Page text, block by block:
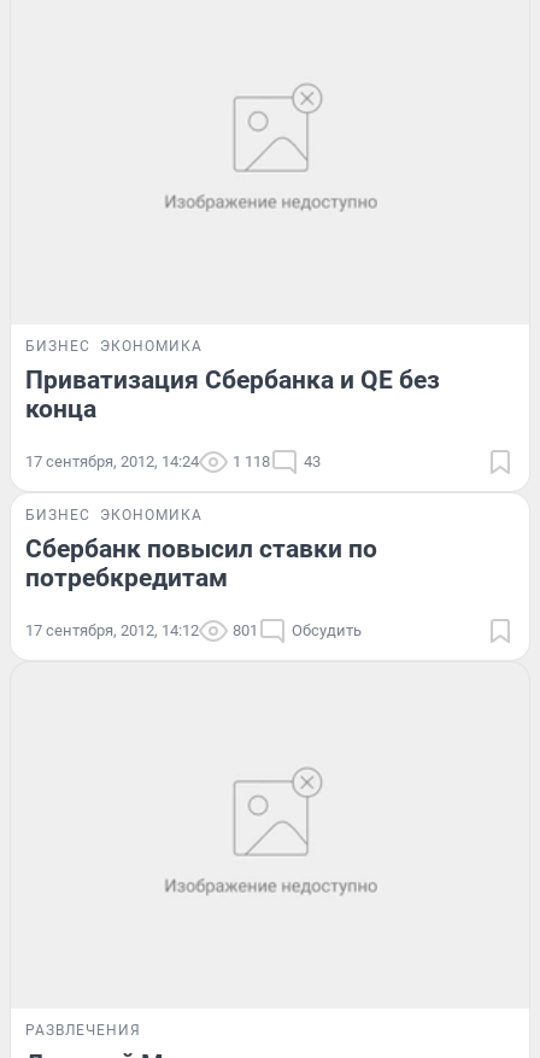
БИЗНЕС ЭКОНОМИКА
Приватизация Сбербанка и QE без
конца
17 сентября, 2012, 14:24 1 118 43
БИЗНЕС ЭКОНОМИКА
Сбербанк повысил ставки по
потребкредитам
17 сентября, 2012, 14:12 801 Обсудить
РАЗВЛЕЧЕНИЯ